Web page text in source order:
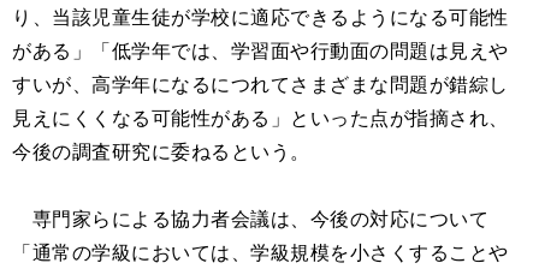
り、当該児童生徒が学校に適応できるようになる可能性
がある」「低学年では、学習面や行動面の問題は見えや
すいが、高学年になるにつれてさまざまな問題が錯綜し
見えにくくなる可能性がある」といった点が指摘され、
今後の調査研究に委ねるという。
専門家らによる協力者会議は、今後の対応について
「通常の学級においては、学級規模を小さくすることや